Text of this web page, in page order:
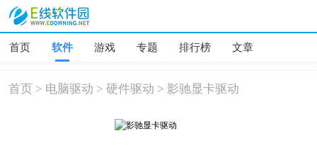
首页 软件 游戏 专题 排行榜 文章
首页 > 电脑驱动 >硬件驱动 >影驰显卡驱动